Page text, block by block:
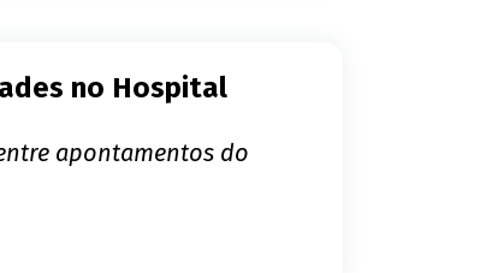
no Hospital
apontamentos do